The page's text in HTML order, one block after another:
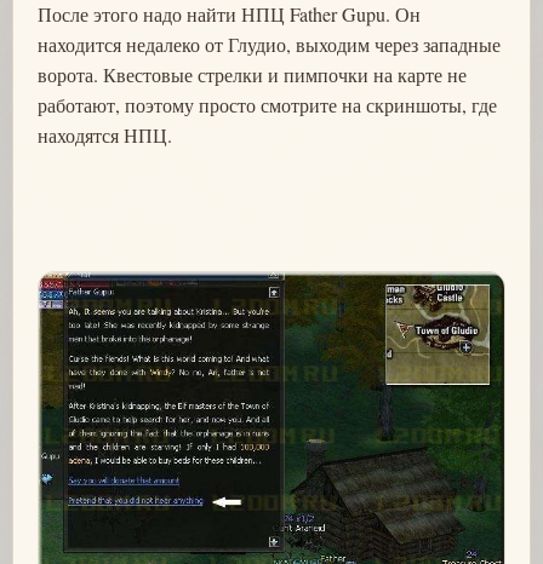
После этого надо найти НПЦ Father Gupu. Он
находится недалеко от Глудио, выходим через западные
ворота. Квестовые стрелки и пимпочки на карте не
работают, поэтому просто смотрите на скриншоты, где
находятся НПЦ.